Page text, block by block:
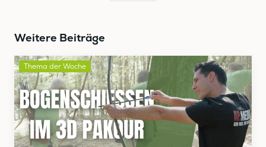
Weitere Beiträge
Thema der Woche